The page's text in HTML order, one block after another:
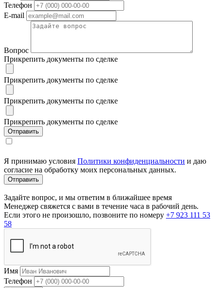
Телефон
E-mail
Вопрос
Прикрепить документы по сделке
Прикрепить документы по сделке
Прикрепить документы по сделке
Прикрепить документы по сделке
Я принимаю условия Политики конфиденциальности и даю
согласие на обработку моих персональных данных.
Задайте вопрос, и мы ответим в ближайшее время
Менеджер свяжется с вами в течение часа в рабочий день.
Если этого не произошло, позвоните по номеру +7 923 111 53
58
Имя
Телефон